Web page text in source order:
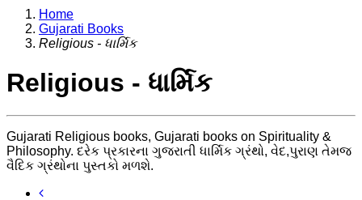
Home
Gujarati Books
Religious - ધાર્મિક
Religious - ધાર્મિક
Gujarati Religious books, Gujarati books on Spirituality &
Philosophy. દરેક પ્રકારના ગુજરાતી ધાર્મિક ગ્રંથો, વેદ,પુરાણ તેમજ
વૈદિક ગ્રંથોના પુસ્તકો મળશે.